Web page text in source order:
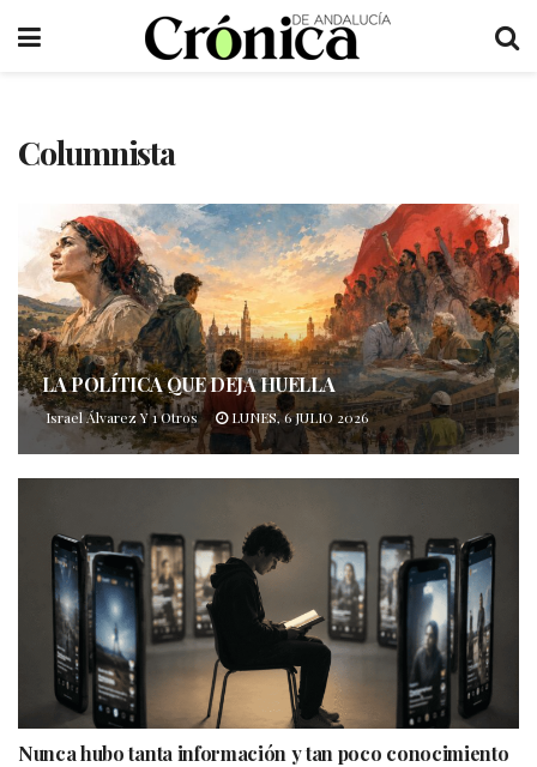
Columnista
LA POLÍTICA QUE DEJA HUELLA
Israel ÁlvarezY1 Otros LUNES, 6 JULIO 2026
Nunca hubo tanta información y tan poco conocimiento